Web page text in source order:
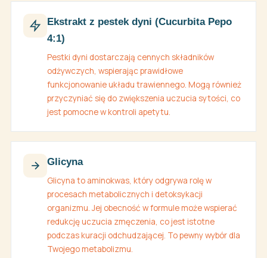
Ekstrakt z pestek dyni (Cucurbita Pepo
4:1)
Pestki dyni dostarczają cennych składników
odżywczych, wspierając prawidłowe
funkcjonowanie układu trawiennego. Mogą również
przyczyniać się do zwiększenia uczucia sytości, co
jest pomocne w kontroli apetytu.
Glicyna
Glicyna to aminokwas, który odgrywa rolę w
procesach metabolicznych i detoksykacji
organizmu. Jej obecność w formule może wspierać
redukcję uczucia zmęczenia, co jest istotne
podczas kuracji odchudzającej. To pewny wybór dla
Twojego metabolizmu.